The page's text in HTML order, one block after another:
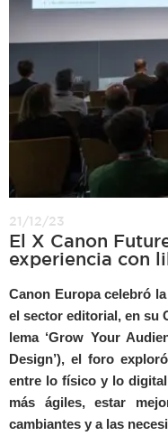
21/12/23
El X Canon
experiencia con
Canon Europa celebró
el sector editorial, en su
lema ‘Grow Your
Design’), el foro
entre lo físico y lo
más ágiles, estar
cambiantes y a las